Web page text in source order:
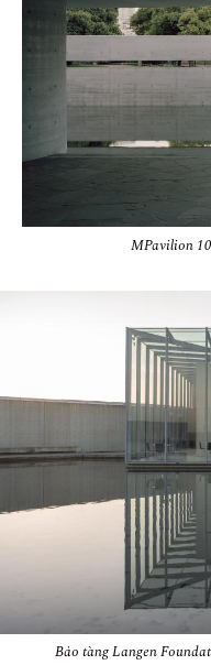
MPavilion
Bảo tàng Langen